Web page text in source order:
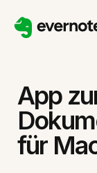
App
für